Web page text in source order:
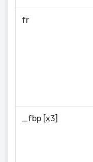
fr
_fbp [x3]